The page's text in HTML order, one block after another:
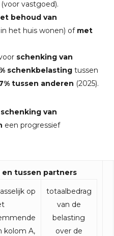
vastgoed).
behoud van
het huis wonen) of met
schenking van
schenkbelastingtussen
tussen anderen (2025).
schenking van
een progressief
tussen partners
op
kolom A,
totaalbedrag
van de
belasting
over de